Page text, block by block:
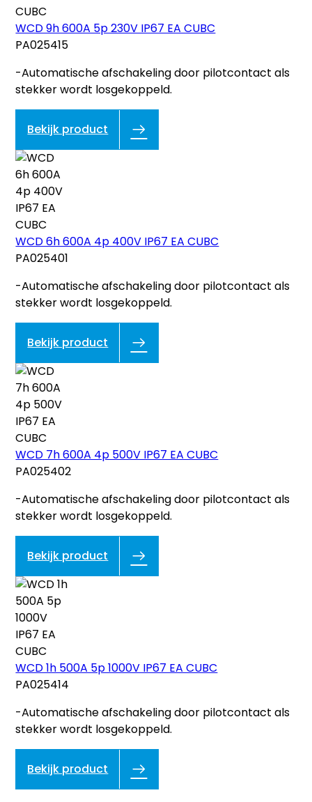
WCD 9h 600A 5p 230V IP67 EA CUBC
PA025415
-Automatische afschakeling door pilotcontact als
stekker wordt losgekoppeld.
Bekijk product
WCD 6h 600A 4p 400V IP67 EA CUBC
PA025401
-Automatische afschakeling door pilotcontact als
stekker wordt losgekoppeld.
Bekijk product
WCD 7h 600A 4p 500V IP67 EA CUBC
PA025402
-Automatische afschakeling door pilotcontact als
stekker wordt losgekoppeld.
Bekijk product
WCD 1h 500A 5p 1000V IP67 EA CUBC
PA025414
-Automatische afschakeling door pilotcontact als
stekker wordt losgekoppeld.
Bekijk product